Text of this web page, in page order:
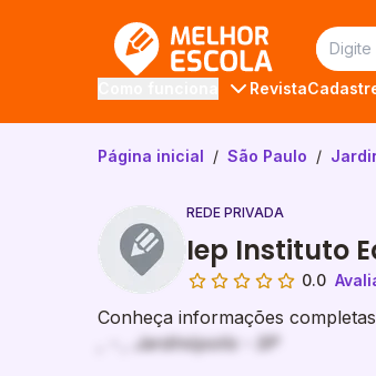
Revista
Página inicial / São Paulo /
REDE PRIVADA
Iep Instituto
0.0
Conheça informações
, - , Jardinópolis - SP